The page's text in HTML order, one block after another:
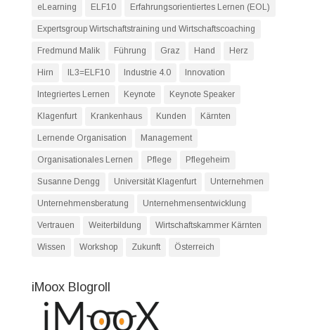
eLearning ELF10 Erfahrungsorientiertes Lernen (EOL)
Expertsgroup Wirtschaftstraining und Wirtschaftscoaching
Fredmund Malik Führung Graz Hand Herz
Hirn IL3=ELF10 Industrie 4.0 Innovation
Integriertes Lernen Keynote Keynote Speaker
Klagenfurt Krankenhaus Kunden Kärnten
Lernende Organisation Management
Organisationales Lernen Pflege Pflegeheim
Susanne Dengg Universität Klagenfurt Unternehmen
Unternehmensberatung Unternehmensentwicklung
Vertrauen Weiterbildung Wirtschaftskammer Kärnten
Wissen Workshop Zukunft Österreich
iMoox Blogroll